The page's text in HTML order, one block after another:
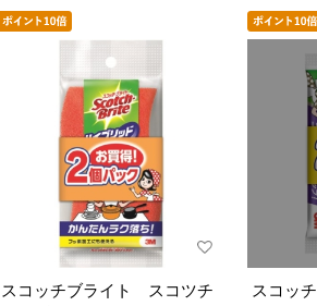
スコッチブライト スコツチ
スコッ